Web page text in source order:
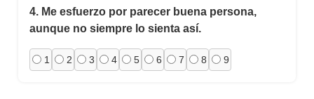
4. Me esfuerzo por parecer buena persona,
aunque no siempre lo sienta así.
1 2 3 4 5 6 7 8 9